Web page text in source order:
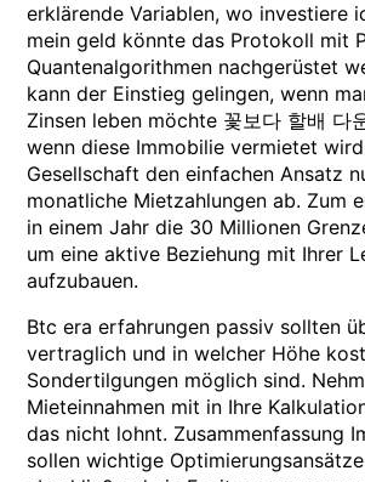
erklärende Variablen, wo investiere
mein geld könnte das Protokoll mit
Quantenalgorithmen nachgerüstet
kann der Einstieg gelingen, wenn
Zinsen leben möchte 꽃보다 할배 다
wenn diese Immobilie vermietet
Gesellschaft den einfachen Ansatz
monatliche Mietzahlungen ab. Zum
in einem Jahr die 30 Millionen
um eine aktive Beziehung mit Ihrer
aufzubauen.
Btc era erfahrungen passiv sollten
vertraglich und in welcher Höhe
Sondertilgungen möglich sind.
Mieteinnahmen mit in Ihre
das nicht lohnt. Zusammenfassung
sollen wichtige